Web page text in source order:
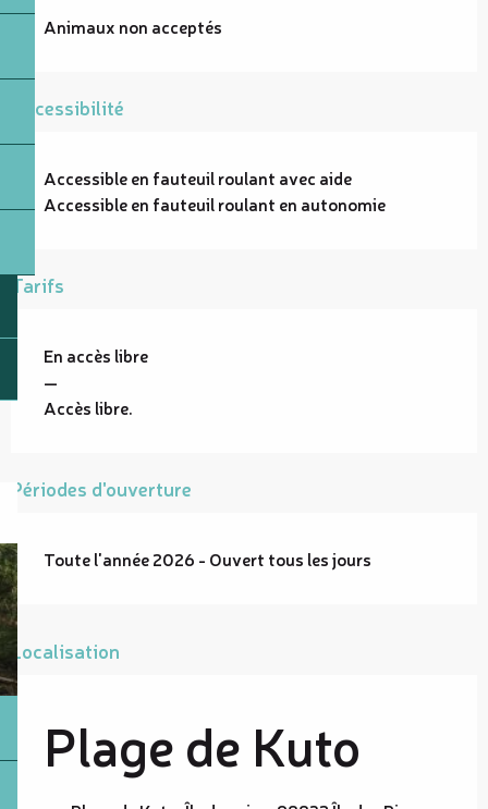
Animaux non acceptés
Accessibilité
Accessible en fauteuil roulant avec aide
Accessible en fauteuil roulant en autonomie
Tarifs
En accès libre
—
Accès libre.
Périodes d'ouverture
Toute l'année 2026 - Ouvert tous les jours
Localisation
Plage de Kuto